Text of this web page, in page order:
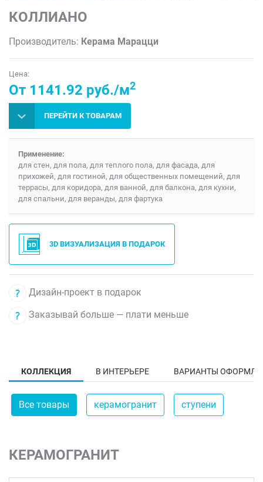
КОЛЛИАНО
Производитель: Керама Марацци
Цена:
От 1141.92 руб./м2
ПЕРЕЙТИ К ТОВАРАМ
Применение:
для стен, для пола, для теплого пола, для фасада, для
прихожей, для гостиной, для общественных помещений, для
террасы, для коридора, для ванной, для балкона, для кухни,
для спальни, для веранды, для фартука
3D ВИЗУАЛИЗАЦИЯ В ПОДАРОК
Дизайн-проект в подарок
Заказывай больше — плати меньше
КОЛЛЕКЦИЯ В ИНТЕРЬЕРЕ ВАРИАНТЫ
Все товары керамогранит ступени
КЕРАМОГРАНИТ